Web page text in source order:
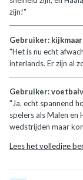
zijn!"
Gebruiker:
"Het is nu echt
interlands. Er zijn al
Gebruiker:
"Ja, echt spannend
spelers als Malen en
wedstrijden maar
Lees het volledige